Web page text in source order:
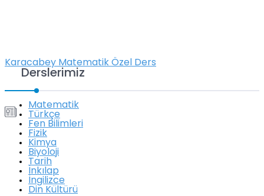
Karacabey Matematik Özel Ders
Derslerimiz
Matematik
Türkçe
Fen Bilimleri
Fizik
Kimya
Biyoloji
Tarih
İnkılap
İngilizce
Din Kültürü